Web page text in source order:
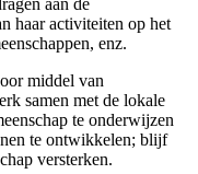
aan de
haar activiteiten op het
enz.
middel van
samen met de lokale
te onderwijzen
te ontwikkelen; blijf
versterken.